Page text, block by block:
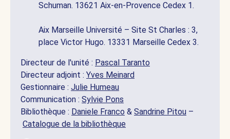
Schuman. 13621 Aix-en-Provence Cedex 1.
Aix Marseille Université – Site St Charles : 3,
place Victor Hugo. 13331 Marseille Cedex 3.
Directeur de l'unité : Pascal Taranto
Directeur adjoint : Yves Meinard
Gestionnaire : Julie Humeau
Communication : Sylvie Pons
Bibliothèque : Daniele Franco & Sandrine Pitou –
Catalogue de la bibliothèque